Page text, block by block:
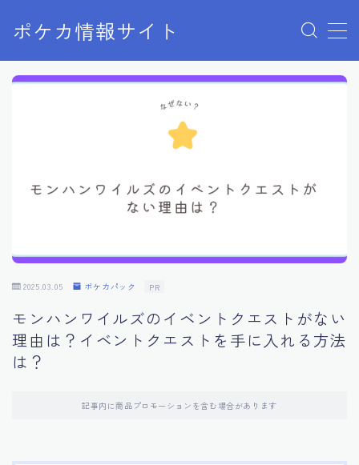
ポケカ情報サイト
MENU
Home
2025.03.05 ポケカパック PR
モンハンワイルズのイベントクエストがない
理由は？イベントクエストを手に入れる方法
は？
記事内に商品プロモーションを含む場合があります